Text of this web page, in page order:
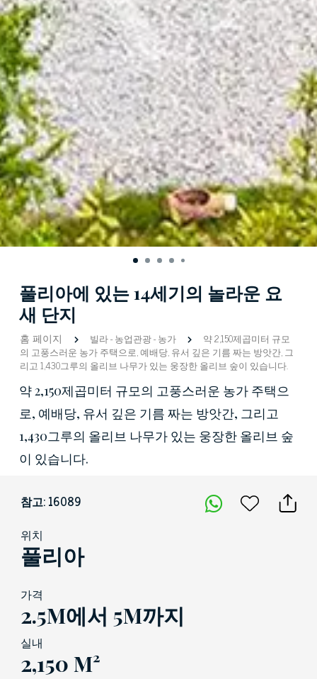
풀리아에 있는 14세기의 놀라운 요
새 단지
홈 페이지 빌라-농업관광-농가
약 2,150제곱미터 규모
의 고풍스러운 농가 주택으로, 예배당, 유서 깊은 기름 짜는 방앗간, 그
리고 1,430그루의 올리브 나무가 있는 웅장한 올리브 숲이 있습니다.
약 2,150제곱미터 규모의 고풍스러운 농가 주택으
로, 예배당, 유서 깊은 기름 짜는 방앗간, 그리고
1,430그루의 올리브 나무가 있는 웅장한 올리브 숲
이 있습니다.
참고: 16089
위치
풀리아
가격
2.5M에서 5M까지
실내
2,150 M²